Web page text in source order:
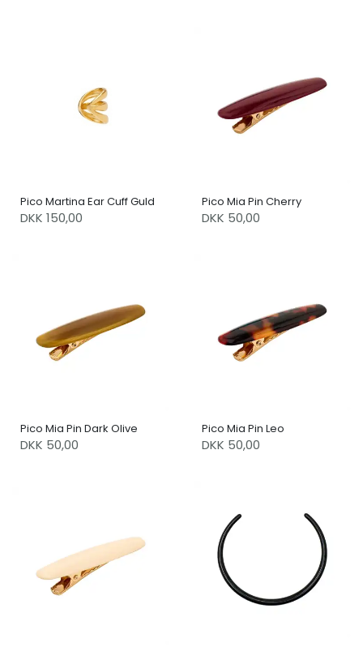
Pico Martina Ear Cuff Guld
DKK 150,00
Pico Mia Pin Cherry
DKK 50,00
Pico Mia Pin Dark Olive
DKK 50,00
Pico Mia Pin Leo
DKK 50,00